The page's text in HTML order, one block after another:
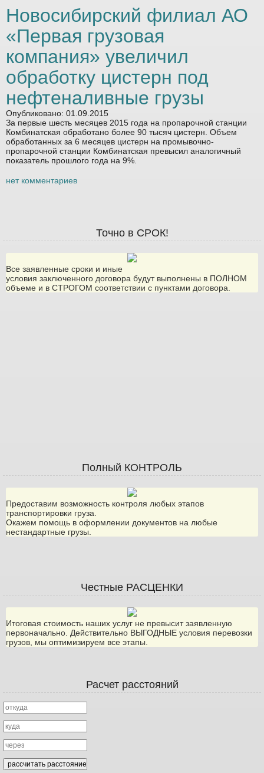
Новосибирский филиал АО
«Первая грузовая
компания» увеличил
обработку цистерн под
нефтеналивные грузы
Опубликовано: 01.09.2015
За первые шесть месяцев 2015 года на пропарочной станции
Комбинатская обработано более 90 тысяч цистерн. Объем
обработанных за 6 месяцев цистерн на промывочно-
пропарочной станции Комбинатская превысил аналогичный
показатель прошлого года на 9%.
нет комментариев
Точно в СРОК!
Все заявленные сроки и иные
условия заключенного договора будут выполнены в ПОЛНОМ
объеме и в СТРОГОМ соответствии с пунктами договора.
Полный КОНТРОЛЬ
Предоставим возможность контроля любых этапов
транспортировки груза.
Окажем помощь в оформлении документов на любые
нестандартные грузы.
Честные РАСЦЕНКИ
Итоговая стоимость наших услуг не превысит заявленную
первоначально. Действительно ВЫГОДНЫЕ условия перевозки
грузов, мы оптимизируем все этапы.
Расчет расстояний